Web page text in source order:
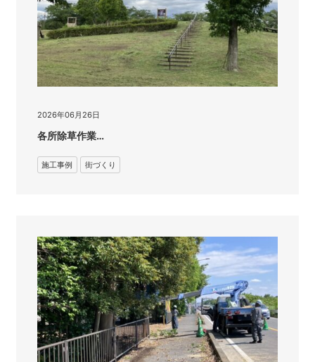
2026年06月26日
各所除草作業…
施工事例 街づくり